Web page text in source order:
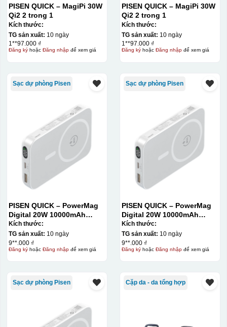
In lưới (silk screen printing) trong ngành quà tặng là kỹ
thuật in ấn sử dụng một tấm lưới được phủ hóa chất cảm
quang, trong đó hình ảnh cần in được phơi sáng tạo
thành khuôn. Mực in được đẩy qua các lỗ nhỏ trên lưới
bằng một thanh gạt (squeegee) để in lên bề mặt sản
phẩm như ly, cốc, bút, móc khóa hay các vật phẩm quà
khác nhau, độ bền cao, có thể in trên nhiều chất liệu và
phù hợp cho sản xuất số lượng lớn, tuy nhiên đòi hỏi
quy trình chuẩn bị kỹ lưỡng và chi phí setup ban đầu
tương đối cao.
PISEN QUICK – MagiPi 30W
Qi2 2 trong 1
Kích thước:
TG sản xuất: 10 ngày
1**97.000 ₫
Đăng kýhoặc Đăng nhậpđể xem giá
PISEN QUICK – MagiPi 30W
Qi2 2 trong 1
Kích thước:
TG sản xuất: 10 ngày
1**97.000 ₫
Đăng kýhoặc Đăng nhậpđể xem giá
Sạc dự phòng Pisen
PISEN QUICK – PowerMag
Digital 20W 10000mAh
Power bank. White: 200pcs;
Blue: 200pcs
Kích thước:
TG sản xuất: 10 ngày
9**.000 ₫
Đăng kýhoặc Đăng nhậpđể xem giá
Sạc dự phòng Pisen
PISEN QUICK – PowerMag
Digital 20W 10000mAh
Power bank. White: 200pcs;
Blue: 200pcs
Kích thước:
TG sản xuất: 10 ngày
9**.000 ₫
Đăng kýhoặc Đăng nhậpđể xem giá
Sạc dự phòng Pisen Cặp da - da tổng hợp